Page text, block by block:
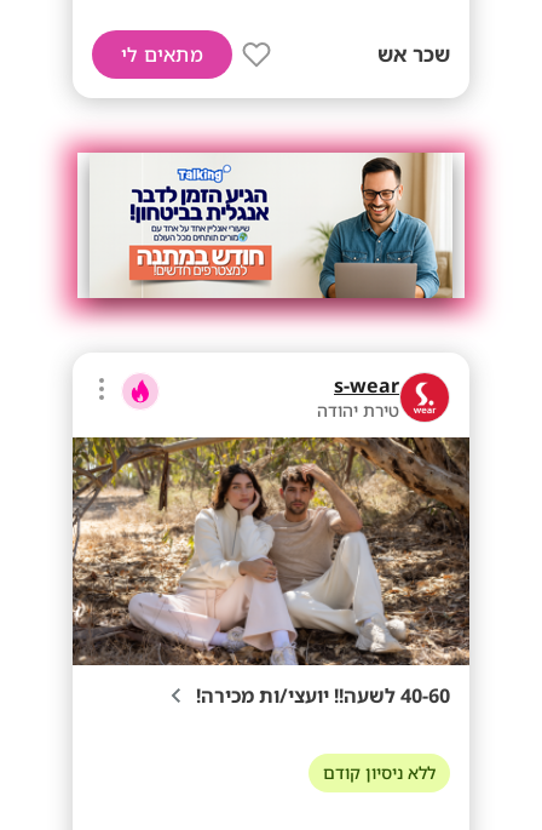
שכר אש מתאים לי
s-wear
טירת יהודה
40-60 לשעה!! יועצי/ות מכירה!
ללא ניסיון קודם